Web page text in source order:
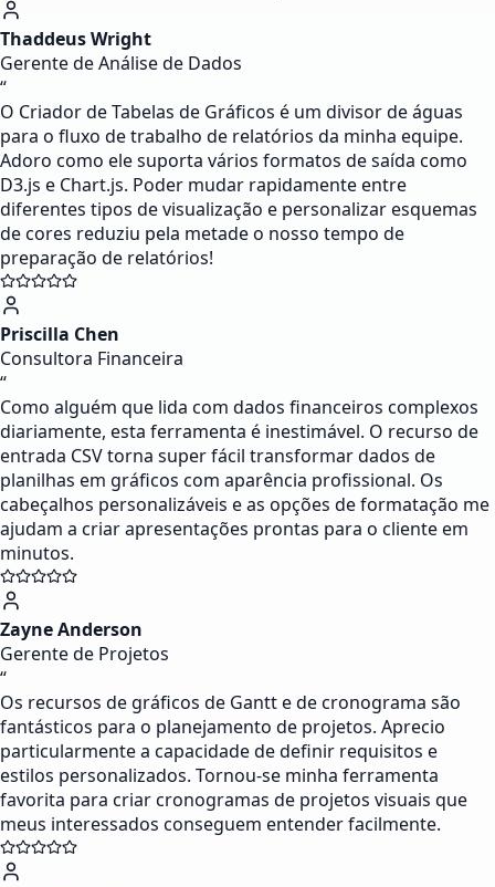
Thaddeus Wright
Gerente de Análise de Dados
“
O Criador de Tabelas de Gráficos é um divisor de águas
para o fluxo de trabalho de relatórios da minha equipe.
Adoro como ele suporta vários formatos de saída como
D3.js e Chart.js. Poder mudar rapidamente entre
diferentes tipos de visualização e personalizar esquemas
de cores reduziu pela metade o nosso tempo de
preparação de relatórios!
Priscilla Chen
Consultora Financeira
“
Como alguém que lida com dados financeiros complexos
diariamente, esta ferramenta é inestimável. O recurso de
entrada CSV torna super fácil transformar dados de
planilhas em gráficos com aparência profissional. Os
cabeçalhos personalizáveis e as opções de formatação me
ajudam a criar apresentações prontas para o cliente em
minutos.
Zayne Anderson
Gerente de Projetos
“
Os recursos de gráficos de Gantt e de cronograma são
fantásticos para o planejamento de projetos. Aprecio
particularmente a capacidade de definir requisitos e
estilos personalizados. Tornou-se minha ferramenta
favorita para criar cronogramas de projetos visuais que
meus interessados conseguem entender facilmente.